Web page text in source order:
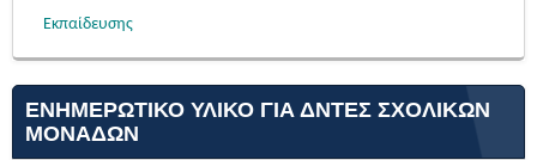
Εκπαίδευσης
ΕΝΗΜΕΡΩΤΙΚΟ ΥΛΙΚΟ ΓΙΑ ΔΝΤΕΣ ΣΧΟΛΙΚΩΝ
ΜΟΝΑΔΩΝ